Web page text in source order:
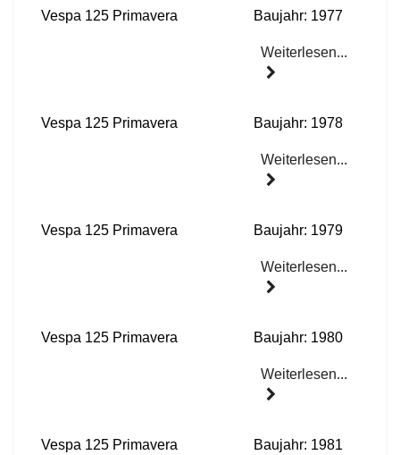
Vespa 125 Primavera Baujahr: 1977
Weiterlesen...
Vespa 125 Primavera Baujahr: 1978
Weiterlesen...
Vespa 125 Primavera Baujahr: 1979
Weiterlesen...
Vespa 125 Primavera Baujahr: 1980
Weiterlesen...
Vespa 125 Primavera Baujahr: 1981